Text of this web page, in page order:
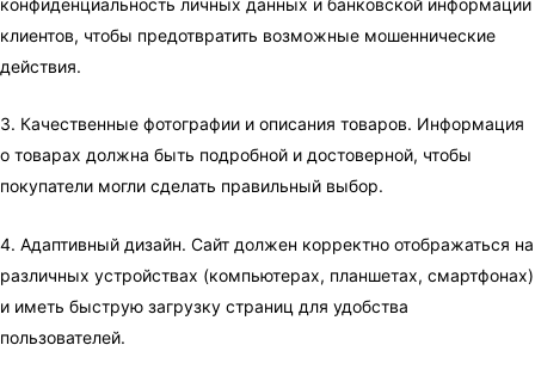
конфиденциальность личных данных и банковской информации
клиентов, чтобы предотвратить возможные мошеннические
действия.
3. Качественные фотографии и описания товаров. Информация
о товарах должна быть подробной и достоверной, чтобы
покупатели могли сделать правильный выбор.
4. Адаптивный дизайн. Сайт должен корректно отображаться на
различных устройствах (компьютерах, планшетах, смартфонах)
и иметь быструю загрузку страниц для удобства
пользователей.